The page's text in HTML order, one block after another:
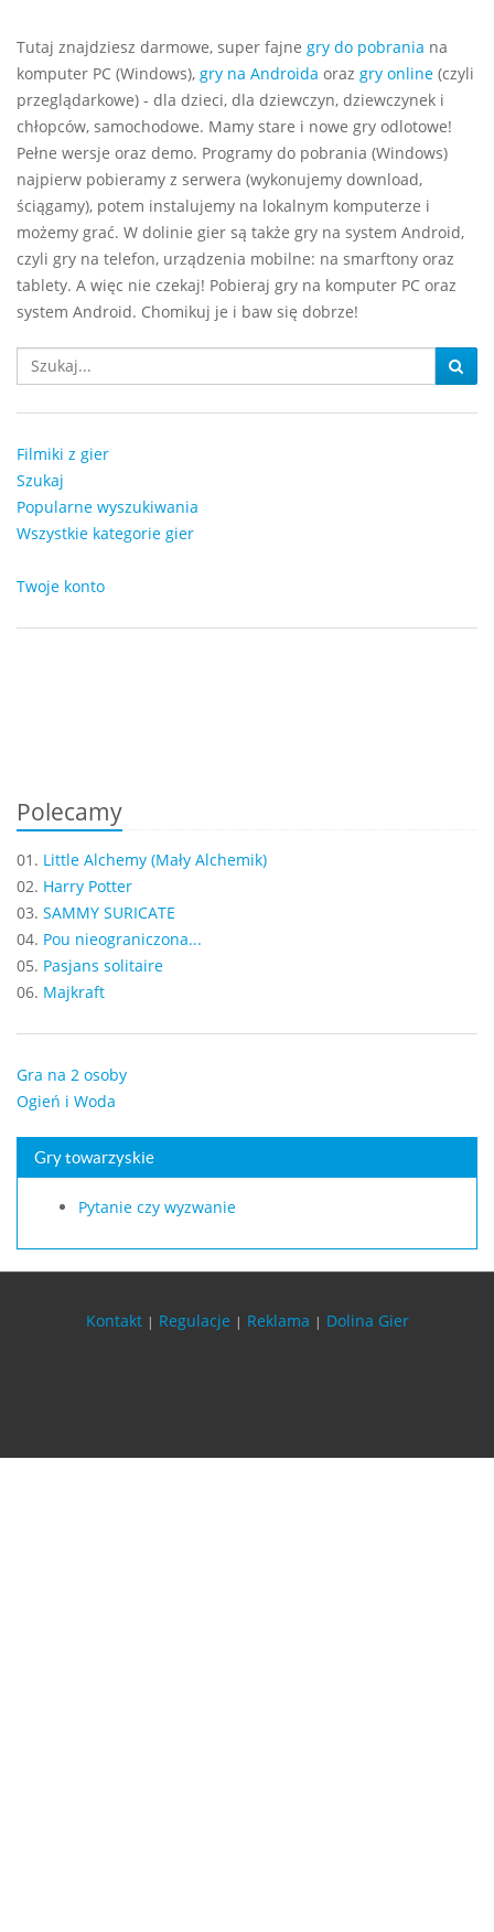
Tutaj znajdziesz darmowe, super fajne gry do pobrania na
komputer PC (Windows), gry na Androida oraz gry online (czyli
przeglądarkowe) - dla dzieci, dla dziewczyn, dziewczynek i
chłopców, samochodowe. Mamy stare i nowe gry odlotowe!
Pełne wersje oraz demo. Programy do pobrania (Windows)
najpierw pobieramy z serwera (wykonujemy download,
ściągamy), potem instalujemy na lokalnym komputerze i
możemy grać. W dolinie gier są także gry na system Android,
czyli gry na telefon, urządzenia mobilne: na smarftony oraz
tablety. A więc nie czekaj! Pobieraj gry na komputer PC oraz
system Android. Chomikuj je i baw się dobrze!
Filmiki z gier
Szukaj
Popularne wyszukiwania
Wszystkie kategorie gier
Twoje konto
Polecamy
01. Little Alchemy (Mały Alchemik)
02. Harry Potter
03. SAMMY SURICATE
04. Pou nieograniczona...
05. Pasjans solitaire
06. Majkraft
Gra na 2 osoby
Ogień i Woda
Gry towarzyskie
Pytanie czy wyzwanie
Kontakt | Regulacje | Reklama | Dolina Gier